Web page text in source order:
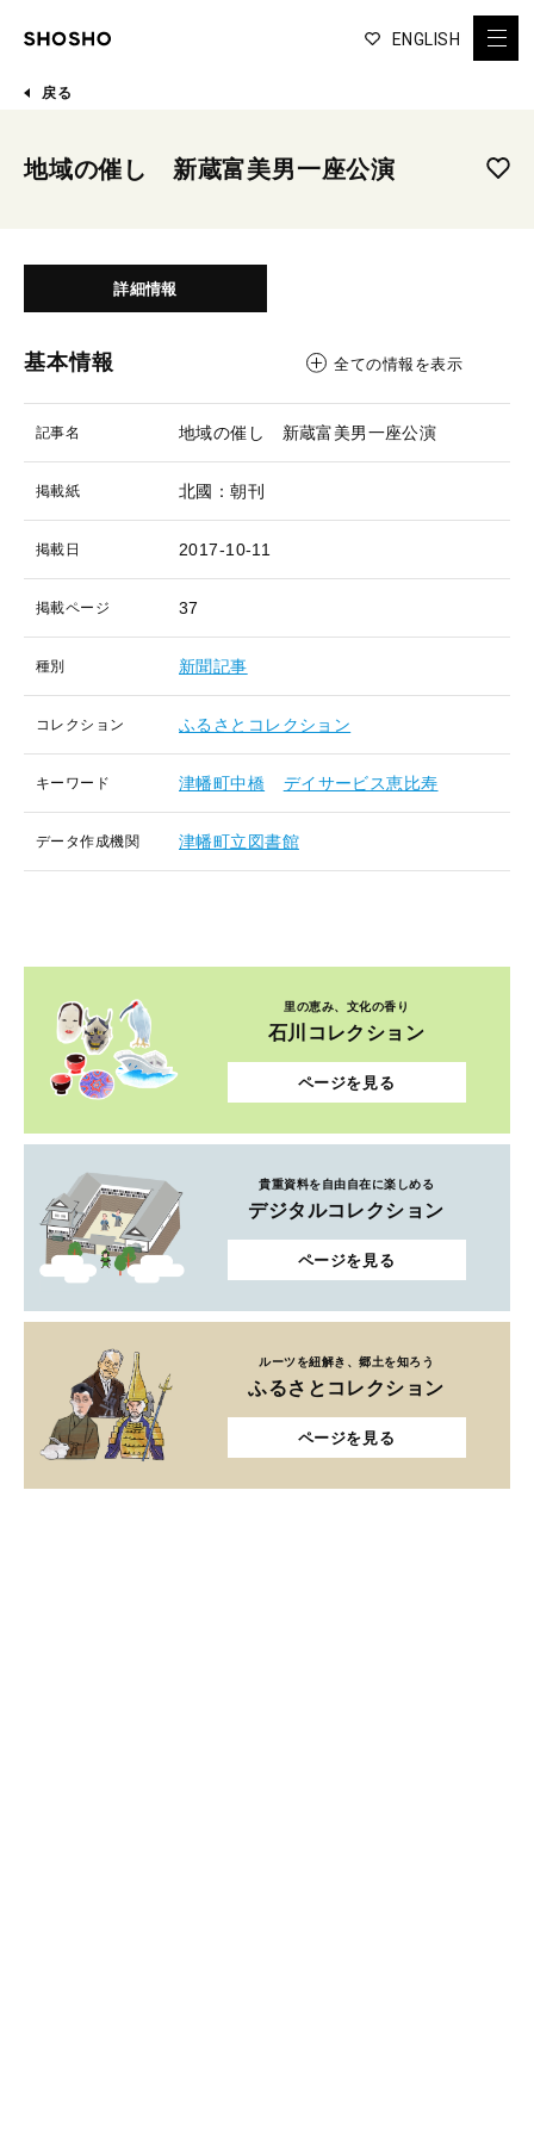
ENGLISH
戻る
地域の催し 新蔵富美男一座公演
詳細情報
基本情報 全ての情報を表示
記事名 地域の催し 新蔵富美男一座公演
掲載紙 北國：朝刊
掲載日 2017-10-11
掲載ページ 37
種別 新聞記事
コレクション ふるさとコレクション
キーワード 津幡町中橋 デイサービス恵比寿
データ作成機関 津幡町立図書館
里の恵み、文化の香り
石川コレクション
ページを見る
貴重資料を自由自在に楽しめる
デジタルコレクション
ページを見る
ルーツを紐解き、郷土を知ろう
ふるさとコレクション
ページを見る